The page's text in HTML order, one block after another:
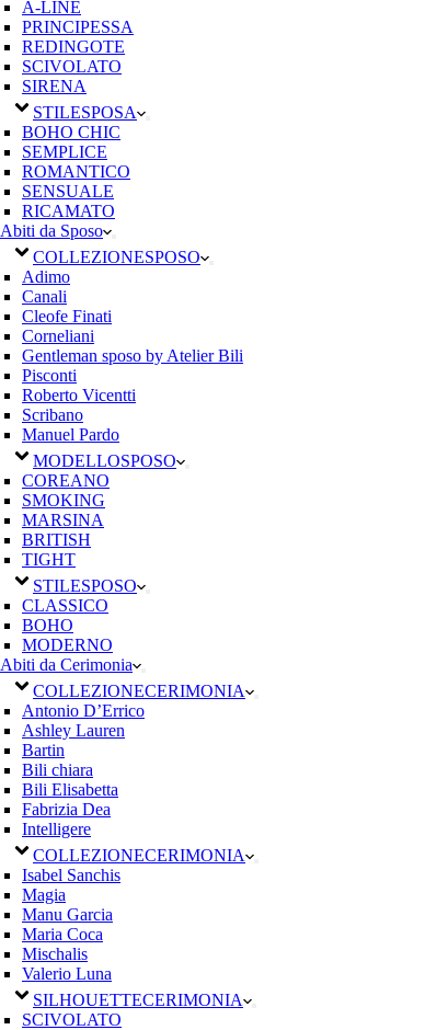
A-LINE
PRINCIPESSA
REDINGOTE
SCIVOLATO
SIRENA
STILESPOSA
BOHO CHIC
SEMPLICE
ROMANTICO
SENSUALE
RICAMATO
Abiti da Sposo
COLLEZIONESPOSO
Adimo
Canali
Cleofe Finati
Corneliani
Gentleman sposo by Atelier Bili
Pisconti
Roberto Vicentti
Scribano
Manuel Pardo
MODELLOSPOSO
COREANO
SMOKING
MARSINA
BRITISH
TIGHT
STILESPOSO
CLASSICO
BOHO
MODERNO
Abiti da Cerimonia
COLLEZIONECERIMONIA
Antonio D’Errico
Ashley Lauren
Bartin
Bili chiara
Bili Elisabetta
Fabrizia Dea
Intelligere
COLLEZIONECERIMONIA
Isabel Sanchis
Magia
Manu Garcia
Maria Coca
Mischalis
Valerio Luna
SILHOUETTECERIMONIA
SCIVOLATO